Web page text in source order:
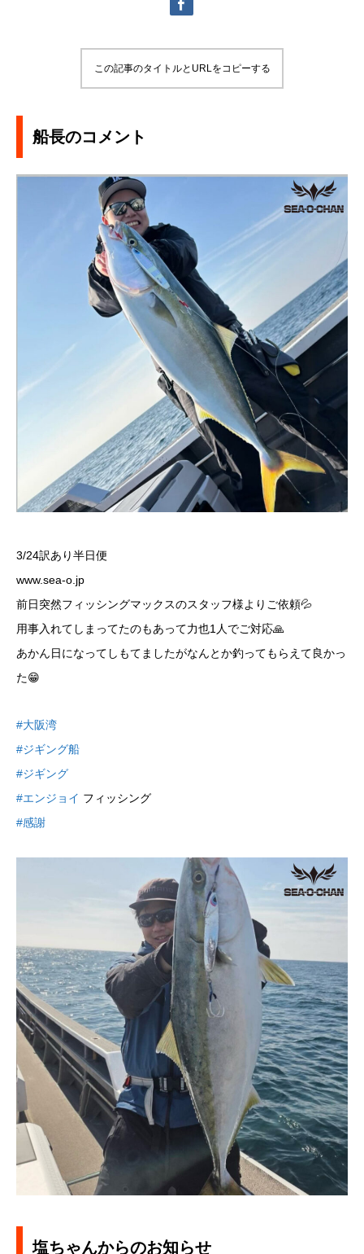
この記事のタイトルとURLをコピーする
船長のコメント
3/24訳あり半日便
www.sea-o.jp
前日突然フィッシングマックスのスタッフ様よりご依頼💦
用事入れてしまってたのもあって力也1人でご対応🙏
あかん日になってしもてましたがなんとか釣ってもらえて良かっ
た😁
#大阪湾
#ジギング船
#ジギング
#エンジョイ フィッシング
#感謝
塩ちゃんからのお知らせ